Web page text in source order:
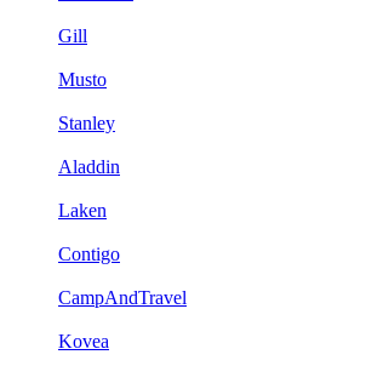
Gill
Musto
Stanley
Aladdin
Laken
Contigo
CampAndTravel
Kovea